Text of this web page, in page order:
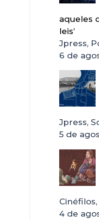
aqueles
leis’
Jpress,
6 de
Jpress,
5 de
4 de